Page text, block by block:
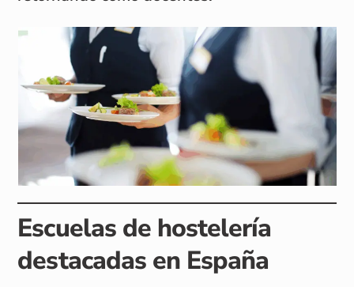
Escuelas de hostelería
destacadas en España